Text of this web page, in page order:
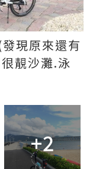
現原來還有
靚沙灘.泳
+2